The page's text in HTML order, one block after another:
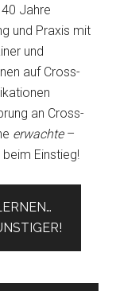
Jahre
und Praxis mit
und
auf Cross-
an Cross-
erwachte–
Einstieg!